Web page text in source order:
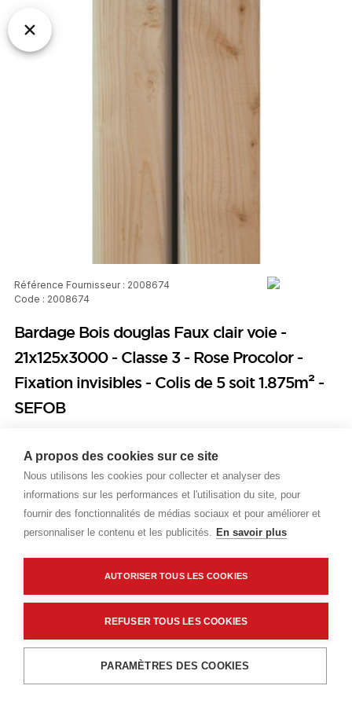
A propos des cookies sur ce site
Nous utilisons les cookies pour collecter et analyser des
informations sur les performances et l'utilisation du site, pour
fournir des fonctionnalités de médias sociaux et pour améliorer et
personnaliser le contenu et les publicités. En savoir plus
AUTORISER TOUS LES COOKIES
REFUSER TOUS LES COOKIES
PARAMÈTRES DES COOKIES
Référence Fournisseur : 2008674
Code : 2008674
Bardage Bois douglas Faux clair voie -
21x125x3000 - Classe 3 - Rose Procolor -
Fixation invisibles - Colis de 5 soit 1.875m² -
SEFOB
Prix public
Plus 0,18 € d'éco-part. DEEE
60,62 €TTC/M2
Livraison standard Sur commande
Description détaillée
Ajouter au panier